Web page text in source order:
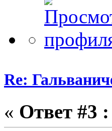
Re:
« Ответ #3 :